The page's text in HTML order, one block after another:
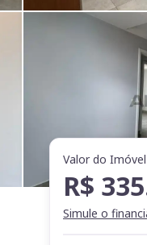
Valor do Imóvel
R$
Simule o